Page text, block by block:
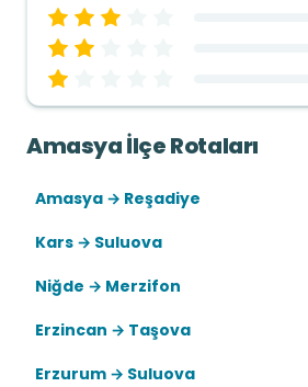
Amasya İlçe Rotaları
Amasya → Reşadiye
Kars → Suluova
Niğde → Merzifon
Erzincan → Taşova
Erzurum → Suluova